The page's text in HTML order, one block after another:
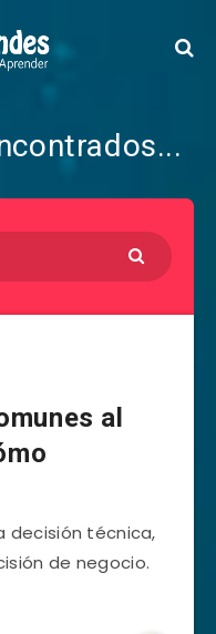
al
decisión técnica,
de negocio.